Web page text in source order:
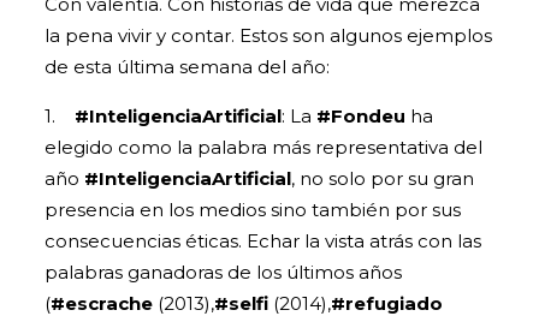
la pena vivir y contar. Estos son algunos ejemplos
de esta última semana del año:
1. #InteligenciaArtificial: La #Fondeu ha
elegido como la palabra más representativa del
año #InteligenciaArtificial, no solo por su gran
presencia en los medios sino también por sus
consecuencias éticas. Echar la vista atrás con las
palabras ganadoras de los últimos años
(#escrache (2013),#selfi (2014),#refugiado